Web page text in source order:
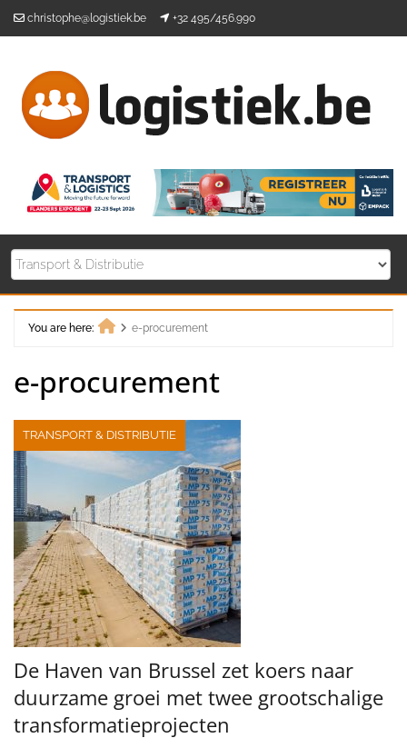
christophe@logistiek.be +32 495/456.990
You are here:
e-procurement
e-procurement
TRANSPORT & DISTRIBUTIE
De Haven van Brussel zet koers naar
duurzame groei met twee grootschalige
transformatieprojecten